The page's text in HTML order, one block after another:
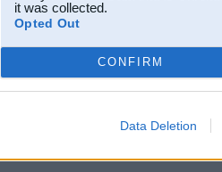
it was collected.
Opted Out
CONFIRM
Data Deletion